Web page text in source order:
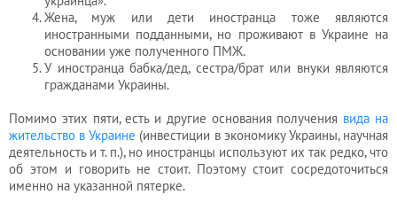
Жена, муж или дети иностранца тоже являются
иностранными подданными, но проживают в Украине на
основании уже полученного ПМЖ.
У иностранца бабка/дед, сестра/брат или внуки являются
гражданами Украины.
Помимо этих пяти, есть и другие основания получения вида на
жительство в Украине (инвестиции в экономику Украины, научная
деятельность и т. п.), но иностранцы используют их так редко, что
об этом и говорить не стоит. Поэтому стоит сосредоточиться
именно на указанной пятерке.